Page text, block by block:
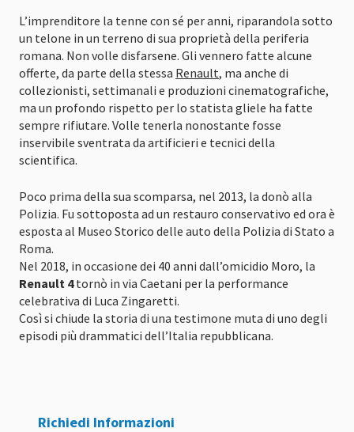
L’imprenditore la tenne con sé per anni, riparandola sotto
un telone in un terreno di sua proprietà della periferia
romana. Non volle disfarsene. Gli vennero fatte alcune
offerte, da parte della stessa Renault, ma anche di
collezionisti, settimanali e produzioni cinematografiche,
ma un profondo rispetto per lo statista gliele ha fatte
sempre rifiutare. Volle tenerla nonostante fosse
inservibile sventrata da artificieri e tecnici della
scientifica.
Poco prima della sua scomparsa, nel 2013, la donò alla
Polizia. Fu sottoposta ad un restauro conservativo ed ora è
esposta al Museo Storico delle auto della Polizia di Stato a
Roma.
Nel 2018, in occasione dei 40 anni dall’omicidio Moro, la
Renault 4tornò in via Caetani per la performance
celebrativa di Luca Zingaretti.
Così si chiude la storia di una testimone muta di uno degli
episodi più drammatici dell’Italia repubblicana.
Richiedi Informazioni